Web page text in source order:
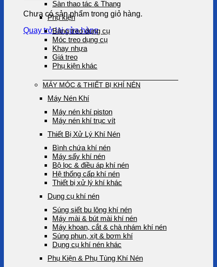
Chưa có sản phẩm trong giỏ hàng.
Quay trở lại cửa hàng
Sàn thao tác & Thang
Phụ kiện
Bảng treo dụng cụ
Móc treo dụng cụ
Khay nhựa
Giá treo
Phụ kiện khác
MÁY MÓC & THIẾT BỊ KHÍ NÉN
Máy Nén Khí
Máy nén khí piston
Máy nén khí trục vít
Thiết Bị Xử Lý Khí Nén
Bình chứa khí nén
Máy sấy khí nén
Bộ lọc & điều áp khí nén
Hệ thống cấp khí nén
Thiết bị xử lý khí khác
Dụng cụ khí nén
Súng siết bu lông khí nén
Máy mài & bút mài khí nén
Máy khoan, cắt & chà nhám khí nén
Súng phun, xịt & bơm khí
Dụng cụ khí nén khác
Phụ Kiện & Phụ Tùng Khí Nén